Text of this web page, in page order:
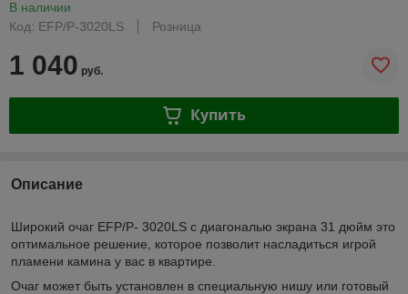
В наличии
Код: EFP/P-3020LS
Розница
1 040 руб.
Купить
Описание
Широкий очаг EFP/P- 3020LS с диагональю экрана 31 дюйм это
оптимальное решение, которое позволит насладиться игрой
пламени камина у вас в квартире.
Очаг может быть установлен в специальную нишу или готовый